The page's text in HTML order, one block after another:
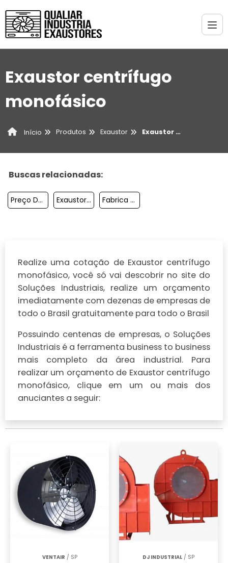
Exaustor centrífugo
monofásico
Início Produtos Exaustor Exaustor centrífugo monofásico
Buscas relacionadas:
Preço De Exaustor De Cozinha Exaustor Eolico Translucido Fabrica De Exaustores
Realize uma cotação de Exaustor centrífugo
monofásico, você só vai descobrir no site do
Soluções Industriais, realize um orçamento
imediatamente com dezenas de empresas de
todo o Brasil gratuitamente para todo o Brasil
Possuindo centenas de empresas, o Soluções
Industriais é a ferramenta business to business
mais completo da área industrial. Para
realizar um orçamento de Exaustor centrífugo
monofásico, clique em um ou mais dos
anuciantes a seguir:
VENTAIR / SP DJ INDUSTRIAL / SP